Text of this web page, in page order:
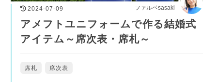
ファルベsasaki
2024-07-09
アメフトユニフォームで作る結婚式
アイテム～席次表・席札～
席札 席次表